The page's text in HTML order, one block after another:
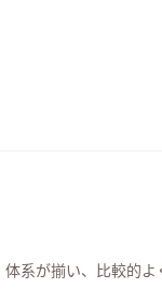
系が揃い、比較的よ